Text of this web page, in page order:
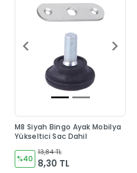
M8 Siyah Bingo Ayak Mobilya
Yükseltici Sac Dahil
%40
13,84 TL
8,30 TL